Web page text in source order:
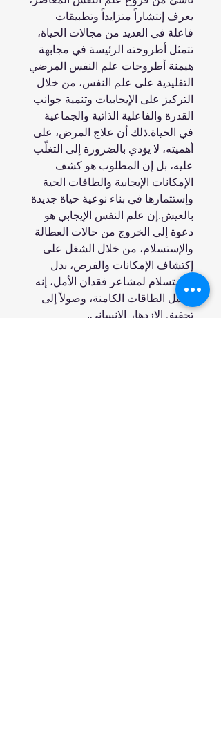
يعرف إنتشاراً متزايداً وتطبيقات
فاعلة في العديد من مجالات الحياة،
تتمثل أطروحته الرئيسة في مجابهة
هيمنة أطروحات علم النفس المرضي
التقليدية على علم النفس، من خلال
التركيز على الإيجابيات وتنمية جوانب
القدرة والفاعلية الذاتية والجماعية
في الحياة.ذلك أن علاج المرض، على
أهميته، لا يؤدي بالضرورة إلى التغلّب
عليه، بل إن المطلوب هو كشف
الإمكانات الإيجابية والطاقات الحية
وإستثمارها في بناء نوعية حياة جديدة
بالعيش.إن علم النفس الإيجابي هو
دعوة إلى الخروج من حالات العطالة
والإستسلام، من خلال الشغل على
إكتشاف الإمكانات والفرص، بدل
الإستسلام لمشاعر فقدان الأمل، إنه
تفعيل الطاقات الكامنة، وصولاً إلى
تحقيق الإزدهار الإنساني.